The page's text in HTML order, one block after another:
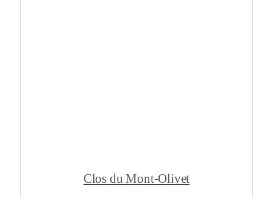
Clos du Mont-Olivet